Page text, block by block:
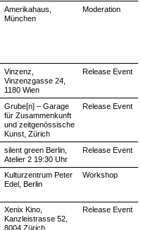
Amerikahaus,
München
Moderation
Vinzenz,
Vinzenzgasse 24,
1180 Wien
Release Event
Grube[n] – Garage
für Zusammenkunft
und zeitgenössische
Kunst, Zürich
Release Event
silent green Berlin,
Atelier 2 19:30 Uhr
Release Event
Kulturzentrum Peter
Edel, Berlin
Workshop
Xenix Kino,
Kanzleistrasse 52,
8004 Zürich
Release Event